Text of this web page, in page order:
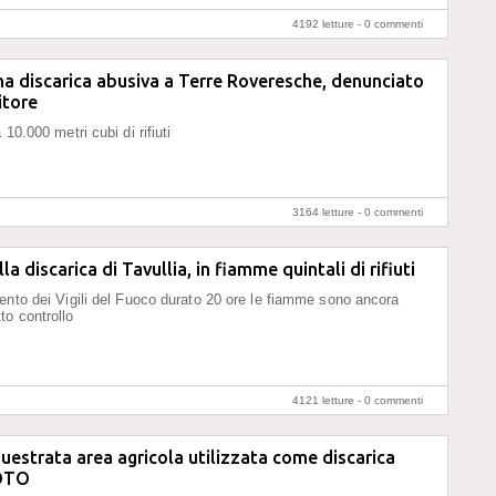
4192 letture - 0 commenti
discarica abusiva a Terre Roveresche, denunciato
10.000 metri cubi di rifiuti
3164 letture - 0 commenti
discarica di Tavullia, in fiamme quintali di rifiuti
dei Vigili del Fuoco durato 20 ore le fiamme sono ancora
controllo
4121 letture - 0 commenti
area agricola utilizzata come discarica